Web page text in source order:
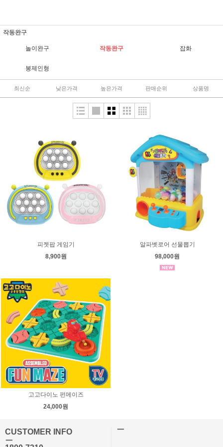
작동완구
놀이완구 작동완구 잡화
봉제인형
최신순 낮은가격 높은가격 판매순위 상품명
피젯팝 게임기
8,900원
알파벳로어 선물뽑기
98,000원
고고다이노 펀메이즈
24,000원
CUSTOMER INFO
ㅡ
ㅡ